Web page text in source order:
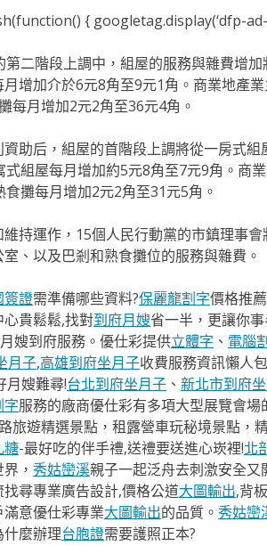
{ googletag.display(‘dfp-ad-
二階段上調中，組屋的服務與雜費增
增加介於6元8角至9元1角。商業地產
每月增加2元2角至36元4角。
助后，組屋的首階段上調將從一房式
式組屋每月增加約5元8角至7元9角。商
攤每月增加2元2角至31元5角。
持運作，15個人民行動黨的市鎮理事
、以及巴剎和熟食攤位的服務與雜費。
簽證需準備哪些資料?保麗龍割字價格推
貴鬆鬆,找對到府月嫂省一半，更讓你
嫂到府服務。優仕彩提供立體字 、 電腦
月子,高雄到府坐月子收費服務資訊懶人
月嫂難尋!台北到府坐月子、 新北市到府
字服務的廠商優仕彩有多項大型展覽會場
旅遊精選景點，租露營車玩秘境景點，
糖-最好吃的伴手禮,送禮要送進心崁裡!北
， 秀姑巒溪親子一起泛舟去​刺激安全
尋專業廣告設計,價格公道大圖輸出,背
滿意優仕彩專業大圖輸出的品質。 秀姑巒
麼辦理台胞證需要護照正本?